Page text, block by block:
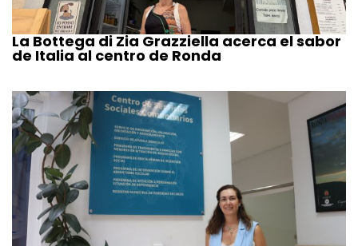
La Bottega di Zia Grazziella acerca el sabor
de Italia al centro de Ronda